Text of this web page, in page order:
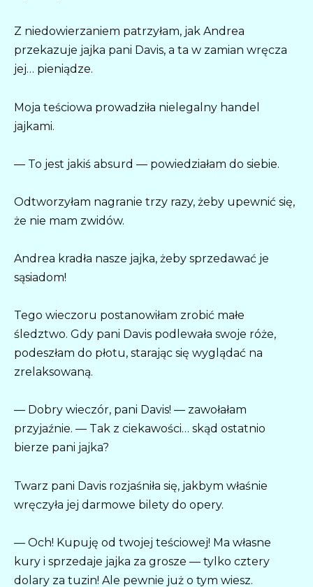
Z niedowierzaniem patrzyłam, jak Andrea
przekazuje jajka pani Davis, a ta w zamian wręcza
jej… pieniądze.
Moja teściowa prowadziła nielegalny handel
jajkami.
— To jest jakiś absurd — powiedziałam do siebie.
Odtworzyłam nagranie trzy razy, żeby upewnić się,
że nie mam zwidów.
Andrea kradła nasze jajka, żeby sprzedawać je
sąsiadom!
Tego wieczoru postanowiłam zrobić małe
śledztwo. Gdy pani Davis podlewała swoje róże,
podeszłam do płotu, starając się wyglądać na
zrelaksowaną.
— Dobry wieczór, pani Davis! — zawołałam
przyjaźnie. — Tak z ciekawości… skąd ostatnio
bierze pani jajka?
Twarz pani Davis rozjaśniła się, jakbym właśnie
wręczyła jej darmowe bilety do opery.
— Och! Kupuję od twojej teściowej! Ma własne
kury i sprzedaje jajka za grosze — tylko cztery
dolary za tuzin! Ale pewnie już o tym wiesz.